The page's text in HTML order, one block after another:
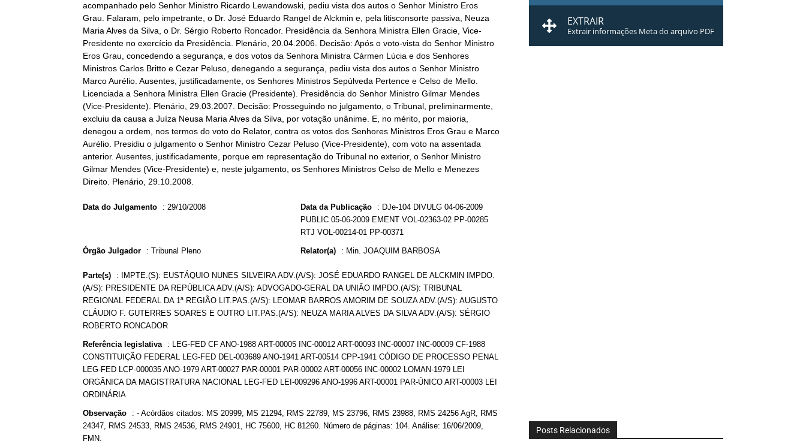
acompanhado pelo Senhor Ministro Ricardo Lewandowski, pediu vista dos autos o Senhor Ministro Eros
Grau. Falaram, pelo impetrante, o Dr. José Eduardo Rangel de Alckmin e, pela litisconsorte passiva, Neuza
Maria Alves da Silva, o Dr. Sérgio Roberto Roncador. Presidência da Senhora Ministra Ellen Gracie, Vice-
Presidente no exercício da Presidência. Plenário, 20.04.2006. Decisão: Após o voto-vista do Senhor Ministro
Eros Grau, concedendo a segurança, e dos votos da Senhora Ministra Cármen Lúcia e dos Senhores
Ministros Carlos Britto e Cezar Peluso, denegando a segurança, pediu vista dos autos o Senhor Ministro
Marco Aurélio. Ausentes, justificadamente, os Senhores Ministros Sepúlveda Pertence e Celso de Mello.
Licenciada a Senhora Ministra Ellen Gracie (Presidente). Presidência do Senhor Ministro Gilmar Mendes
(Vice-Presidente). Plenário, 29.03.2007. Decisão: Prosseguindo no julgamento, o Tribunal, preliminarmente,
excluiu da causa a Juíza Neusa Maria Alves da Silva, por votação unânime. E, no mérito, por maioria,
denegou a ordem, nos termos do voto do Relator, contra os votos dos Senhores Ministros Eros Grau e Marco
Aurélio. Presidiu o julgamento o Senhor Ministro Cezar Peluso (Vice-Presidente), com voto na assentada
anterior. Ausentes, justificadamente, porque em representação do Tribunal no exterior, o Senhor Ministro
Gilmar Mendes (Vice-Presidente) e, neste julgamento, os Senhores Ministros Celso de Mello e Menezes
Direito. Plenário, 29.10.2008.
Data do Julgamento : 29/10/2008 Data da Publicação : DJe-104 DIVULG 04-06-2009
PUBLIC 05-06-2009 EMENT VOL-02363-02 PP-00285
RTJ VOL-00214-01 PP-00371
Órgão Julgador : Tribunal Pleno Relator(a) : Min. JOAQUIM BARBOSA
Parte(s) :
IMPTE.(S): EUSTÁQUIO NUNES SILVEIRA ADV.(A/S): JOSÉ EDUARDO RANGEL DE ALCKMIN IMPDO.
(A/S): PRESIDENTE DA REPÚBLICA ADV.(A/S): ADVOGADO-GERAL DA UNIÃO IMPDO.(A/S): TRIBUNAL
REGIONAL FEDERAL DA 1ª REGIÃO LIT.PAS.(A/S): LEOMAR BARROS AMORIM DE SOUZA ADV.(A/S): AUGUSTO
CLÁUDIO F. GUTERRES SOARES E OUTRO LIT.PAS.(A/S): NEUZA MARIA ALVES DA SILVA ADV.(A/S): SÉRGIO
ROBERTO RONCADOR
Referência legislativa : LEG-FED CF ANO-1988 ART-00005 INC-00012 ART-00093 INC-00007 INC-00009 CF-1988
CONSTITUIÇÃO FEDERAL LEG-FED DEL-003689 ANO-1941 ART-00514 CPP-1941 CÓDIGO DE PROCESSO PENAL
LEG-FED LCP-000035 ANO-1979 ART-00027 PAR-00001 PAR-00002 ART-00056 INC-00002 LOMAN-1979 LEI
ORGÂNICA DA MAGISTRATURA NACIONAL LEG-FED LEI-009296 ANO-1996 ART-00001 PAR-ÚNICO ART-00003 LEI
ORDINÁRIA
Observação : - Acórdãos citados: MS 20999, MS 21294, RMS 22789, MS 23796, RMS 23988, RMS 24256 AgR, RMS
24347, RMS 24533, RMS 24536, RMS 24901, HC 75600, HC 81260. Número de páginas: 104. Análise: 16/06/2009,
FMN.
EXTRAIR
Extrair informações Meta do arquivo PDF
Posts Relacionados